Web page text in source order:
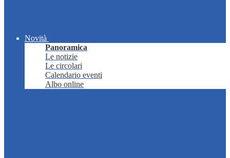
Novità
Panoramica
Le notizie
Le circolari
Calendario eventi
Albo online